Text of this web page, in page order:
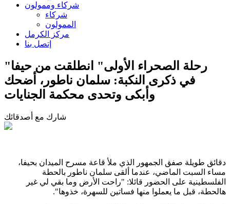
شركاء وممولون
شركاء
الممولون
مركز الكرمل
إتصل بنا
"رحلة الصحراء الأولى" انطلقت من حيفا
في ذكرى النكبة: سلمان ناطور، أضحك
وأبكى وتحدى محكمة الجنايات
شارك مع أصدقائك
دقائق طويلة صفق الجمهور الذي ملأ قاعة مسرح الميدان بحيفا،
مساء السبت الماضي، عندما ألقى سلمان ناطور بالحطة
الفلسطينية على الحضور قائلا: "راحت الأرض وما بقي لي غير
هالحطة، قبل ما يعملوا منها فساتين للسهرة، خذوها".